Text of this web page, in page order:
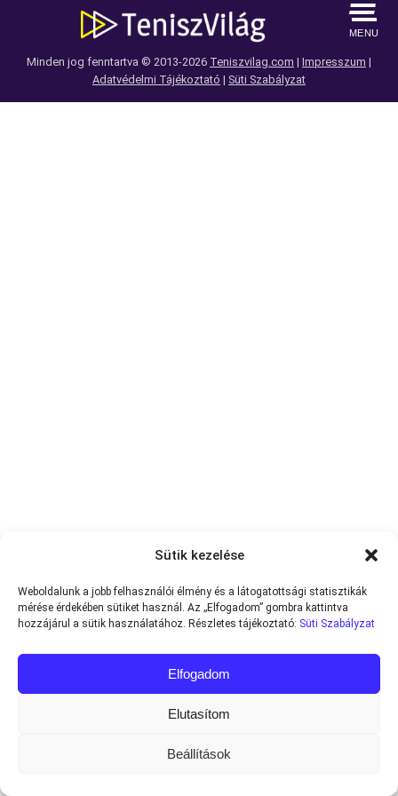
Sütik kezelése
Weboldalunk a jobb felhasználói élmény és a látogatottsági statisztikák
mérése érdekében sütiket használ. Az „Elfogadom” gombra kattintva
hozzájárul a sütik használatához. Részletes tájékoztató: Süti Szabályzat
Elfogadom
Elutasítom
Beállítások
MENU
Minden jog fenntartva © 2013-2026 Teniszvilag.com | Impresszum |
Adatvédelmi Tájékoztató | Süti Szabályzat